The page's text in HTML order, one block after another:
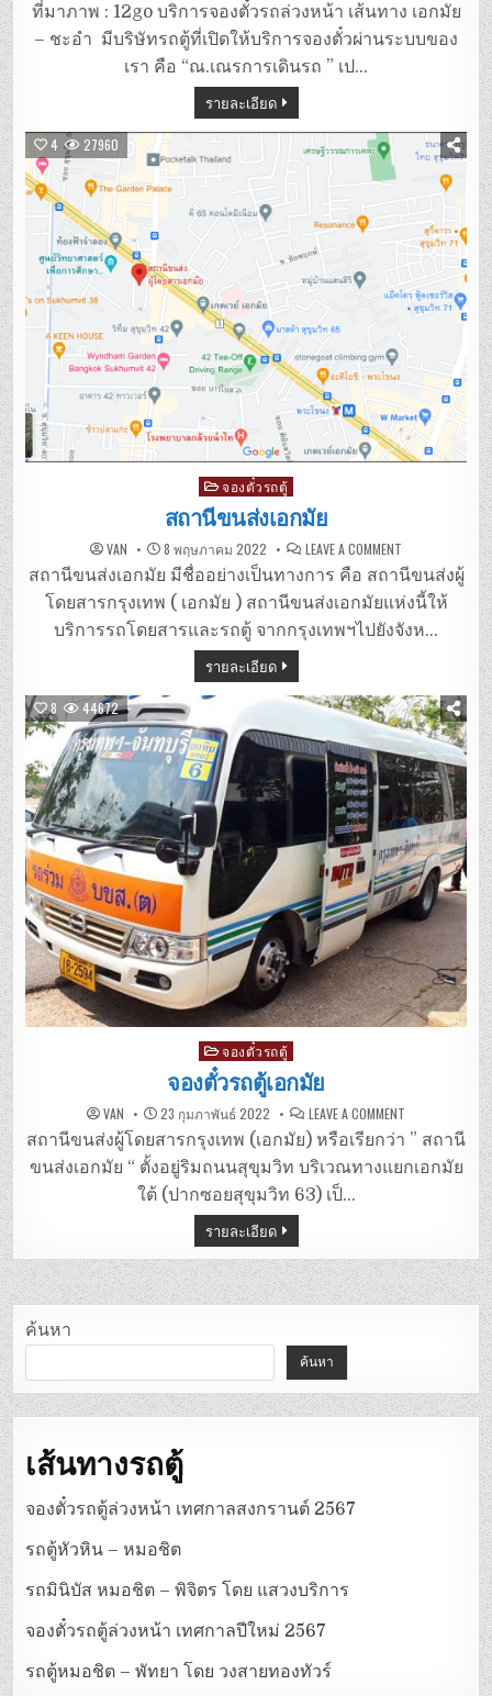
ตู้
เอกมัย
–
ชะอำ
ที่มาภาพ : 12go บริการจองตั๋วรถล่วงหน้า เส้นทาง เอกมัย
– ชะอำ มีบริษัทรถตู้ที่เปิดให้บริการจองตั๋วผ่านระบบของ
เรา คือ “ณ.เณรการเดินรถ ” เป…
รายละเอียด
4 27960
Posted
in
จองตั๋วรถตู้
สถานีขนส่งเอกมัย
VAN 8 พฤษภาคม 2022 LEAVE A COMMENT
ขนส่ง
เอกมัย
สถานีขนส่งเอกมัย มีชื่ออย่างเป็นทางการ คือ สถานีขนส่งผู้
โดยสารกรุงเทพ ( เอกมัย ) สถานีขนส่งเอกมัยแห่งนี้ให้
บริการรถโดยสารและรถตู้ จากกรุงเทพฯไปยังจังห…
รายละเอียด
8 44672
Posted
in
จองตั๋วรถตู้
จองตั๋วรถตู้เอกมัย
VAN 23 กุมภาพันธ์ 2022 LEAVE A COMMENT
ตั๋ว
ตู้
เอกมัย
สถานีขนส่งผู้โดยสารกรุงเทพ (เอกมัย) หรือเรียกว่า ” สถานี
ขนส่งเอกมัย “ ตั้งอยู่ริมถนนสุขุมวิท บริเวณทางแยกเอกมัย
ใต้ (ปากซอยสุขุมวิท 63) เป็…
รายละเอียด
ค้นหา
ค้นหา
เส้นทางรถตู้
จองตั๋วรถตู้ล่วงหน้า เทศกาลสงกรานต์ 2567
รถตู้หัวหิน – หมอชิต
รถมินิบัส หมอชิต – พิจิตร โดย แสวงบริการ
จองตั๋วรถตู้ล่วงหน้า เทศกาลปีใหม่ 2567
รถตู้หมอชิต – พัทยา โดย วงสายทองทัวร์